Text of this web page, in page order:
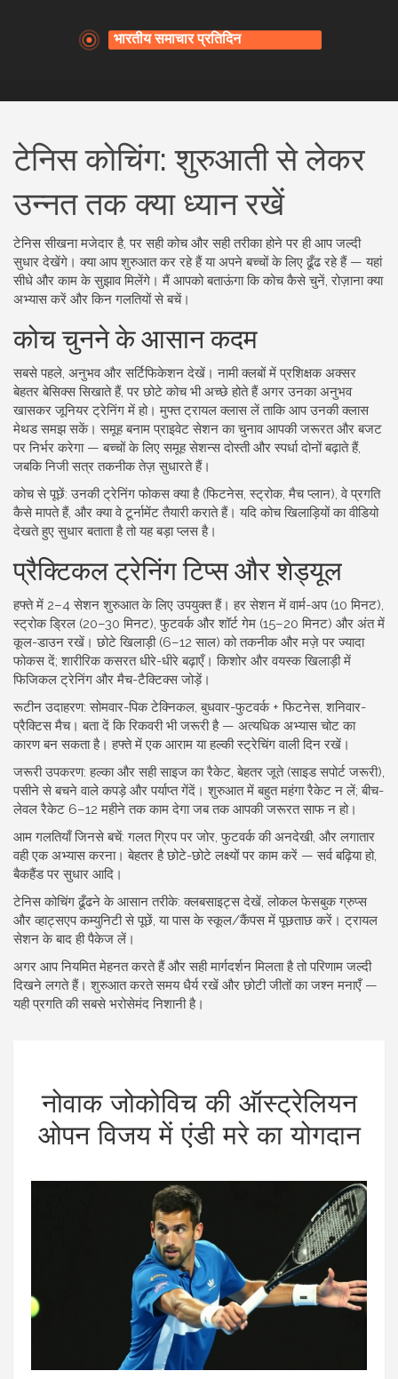
टेनिस कोचिंग: शुरुआती से लेकर
उन्नत तक क्या ध्यान रखें
टेनिस सीखना मजेदार है, पर सही कोच और सही तरीका होने पर ही आप जल्दी
सुधार देखेंगे। क्या आप शुरुआत कर रहे हैं या अपने बच्चों के लिए ढूँढ रहे हैं — यहां
सीधे और काम के सुझाव मिलेंगे। मैं आपको बताऊंगा कि कोच कैसे चुनें, रोज़ाना क्या
अभ्यास करें और किन गलतियों से बचें।
कोच चुनने के आसान कदम
सबसे पहले, अनुभव और सर्टिफिकेशन देखें। नामी क्लबों में प्रशिक्षक अक्सर
बेहतर बेसिक्स सिखाते हैं, पर छोटे कोच भी अच्छे होते हैं अगर उनका अनुभव
खासकर जूनियर ट्रेनिंग में हो। मुफ्त ट्रायल क्लास लें ताकि आप उनकी क्लास
मेथड समझ सकें। समूह बनाम प्राइवेट सेशन का चुनाव आपकी जरूरत और बजट
पर निर्भर करेगा — बच्चों के लिए समूह सेशन्स दोस्ती और स्पर्धा दोनों बढ़ाते हैं,
जबकि निजी सत्र तकनीक तेज़ सुधारते हैं।
कोच से पूछें: उनकी ट्रेनिंग फोकस क्या है (फिटनेस, स्ट्रोक, मैच प्लान), वे प्रगति
कैसे मापते हैं, और क्या वे टूर्नामेंट तैयारी कराते हैं। यदि कोच खिलाड़ियों का वीडियो
देखते हुए सुधार बताता है तो यह बड़ा प्लस है।
प्रैक्टिकल ट्रेनिंग टिप्स और शेड्यूल
हफ्ते में 2–4 सेशन शुरुआत के लिए उपयुक्त हैं। हर सेशन में वार्म-अप (10 मिनट),
स्ट्रोक ड्रिल (20–30 मिनट), फुटवर्क और शॉर्ट गेम (15–20 मिनट) और अंत में
कूल-डाउन रखें। छोटे खिलाड़ी (6–12 साल) को तकनीक और मज़े पर ज्यादा
फोकस दें; शारीरिक कसरत धीरे-धीरे बढ़ाएँ। किशोर और वयस्क खिलाड़ी में
फिजिकल ट्रेनिंग और मैच-टैक्टिक्स जोड़ें।
रूटीन उदाहरण: सोमवार-पिक टेक्निकल, बुधवार-फुटवर्क + फिटनेस, शनिवार-
प्रैक्टिस मैच। बता दें कि रिकवरी भी जरूरी है — अत्यधिक अभ्यास चोट का
कारण बन सकता है। हफ्ते में एक आराम या हल्की स्ट्रेचिंग वाली दिन रखें।
जरूरी उपकरण: हल्का और सही साइज का रैकेट, बेहतर जूते (साइड सपोर्ट जरूरी),
पसीने से बचने वाले कपड़े और पर्याप्त गेंदें। शुरुआत में बहुत महंगा रैकेट न लें; बीच-
लेवल रैकेट 6–12 महीने तक काम देगा जब तक आपकी जरूरत साफ न हो।
आम गलतियाँ जिनसे बचें: गलत ग्रिप पर जोर, फुटवर्क की अनदेखी, और लगातार
वही एक अभ्यास करना। बेहतर है छोटे-छोटे लक्ष्यों पर काम करें — सर्व बढ़िया हो,
बैकहैंड पर सुधार आदि।
टेनिस कोचिंग ढूँढने के आसान तरीके: क्लबसाइट्स देखें, लोकल फेसबुक ग्रुप्स
और व्हाट्सएप कम्युनिटी से पूछें, या पास के स्कूल/कैंपस में पूछताछ करें। ट्रायल
सेशन के बाद ही पैकेज लें।
अगर आप नियमित मेहनत करते हैं और सही मार्गदर्शन मिलता है तो परिणाम जल्दी
दिखने लगते हैं। शुरुआत करते समय धैर्य रखें और छोटी जीतों का जश्न मनाएँ —
यही प्रगति की सबसे भरोसेमंद निशानी है।
नोवाक जोकोविच की ऑस्ट्रेलियन
ओपन विजय में एंडी मरे का योगदान